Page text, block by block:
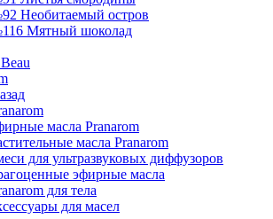
Необитаемый остров
Мятный шоколад
масла Pranarom
масла Pranarom
для ультразвуковых диффузоров
эфирные масла
для тела
для масел